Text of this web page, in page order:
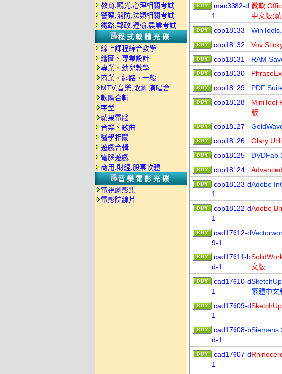
教育.觀光.心理相關考試
警察,消防,法類相關考試
鐵路.郵政.運輸.農業考試
程式軟體光碟
線上課程綜合教學
繪圖、專業設計
專業、幼兒教學
商業、網路、一般
MTV,音樂,歌劇,演唱會
軟體合輯
字型
蘋果電腦
音樂、歌曲
醫學相關
遊戲合輯
電腦遊戲
商用.財經.股票軟體
音樂電影光碟
電視劇影集
電影院線片
mac3382-d
1
微軟
中文版(
cop18133
cop18132
Vov
cop18131
RAM
cop18130
cop18129
PDF
cop18128
MiniTool
版
cop18127
cop18126
Glary
cop18125
DVDFab
cop18124
cop18123-d
1
Adobe
cop18122-d
1
Adobe
cad17612-d
9-1
cad17611-b
d-1
文版
cad17610-d
1
繁體中文
cad17609-d
1
cad17608-b
d-1
Siemens
cad17607-d
1